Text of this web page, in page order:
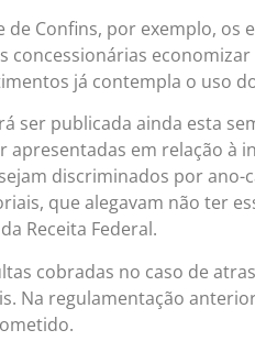
Confins, por exemplo, os
já contempla o uso
ser publicada ainda esta
apresentadas em relação à
discriminados por ano-
que alegavam não ter
Receita Federal.
cobradas no caso de
Na regulamentação